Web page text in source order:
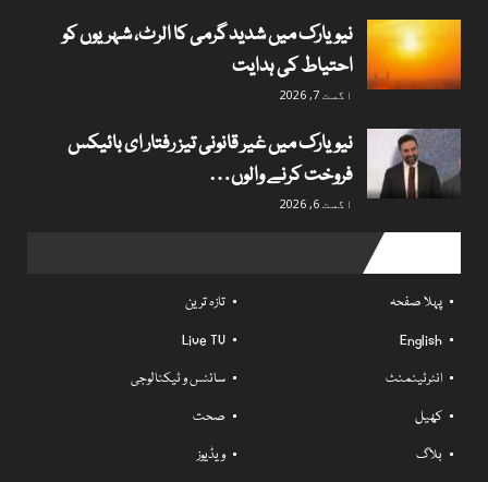
نیویارک میں شدید گرمی کا الرٹ، شہریوں کو
احتیاط کی ہدایت
اگست 7, 2026
نیویارک میں غیر قانونی تیز رفتار ای بائیکس
فروخت کرنے والوں…
اگست 6, 2026
پہلا صفحہ
تازہ ترین
English
Live TV
انٹرٹینمنٹ
سائنس و ٹیکنالوجی
کھیل
صحت
بلاگ
ویڈیوز